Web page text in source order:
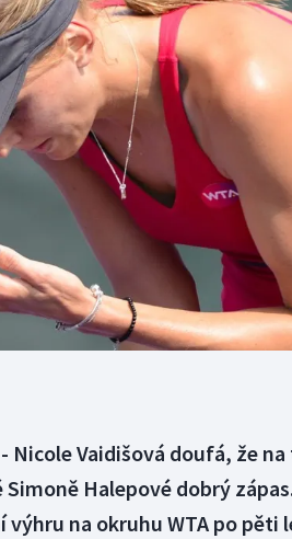
Dostihy
Florbal
Moderní
Parasport
Plavání
Plážový
Nicole Vaidišová doufá, že
Halepové dobrý
výhru na okruhu WTA po pěti